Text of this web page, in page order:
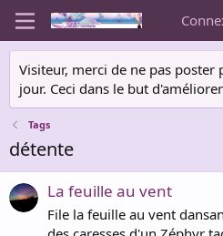
Visiteur, merci de ne pas poster
jour. Ceci dans le but
Tags
détente
La feuille au vent
File la feuille au vent